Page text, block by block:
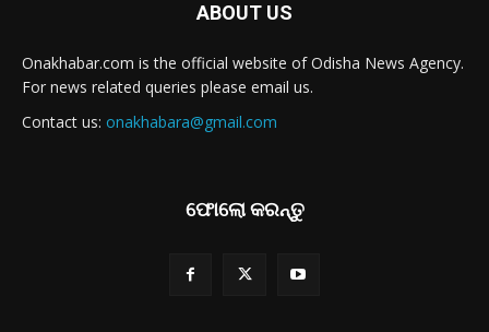
ABOUT US
Onakhabar.com is the official website of Odisha News Agency.
For news related queries please email us.
Contact us: onakhabara@gmail.com
ଫୋଲୋ କରନ୍ତୁ